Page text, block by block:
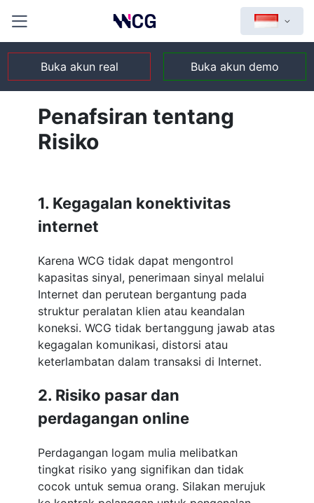
Buka akun real Buka akun demo
Penafsiran tentang
Risiko
1. Kegagalan konektivitas
internet
Karena WCG tidak dapat mengontrol
kapasitas sinyal, penerimaan sinyal melalui
Internet dan perutean bergantung pada
struktur peralatan klien atau keandalan
koneksi. WCG tidak bertanggung jawab atas
kegagalan komunikasi, distorsi atau
keterlambatan dalam transaksi di Internet.
2. Risiko pasar dan
perdagangan online
Perdagangan logam mulia melibatkan
tingkat risiko yang signifikan dan tidak
cocok untuk semua orang. Silakan merujuk